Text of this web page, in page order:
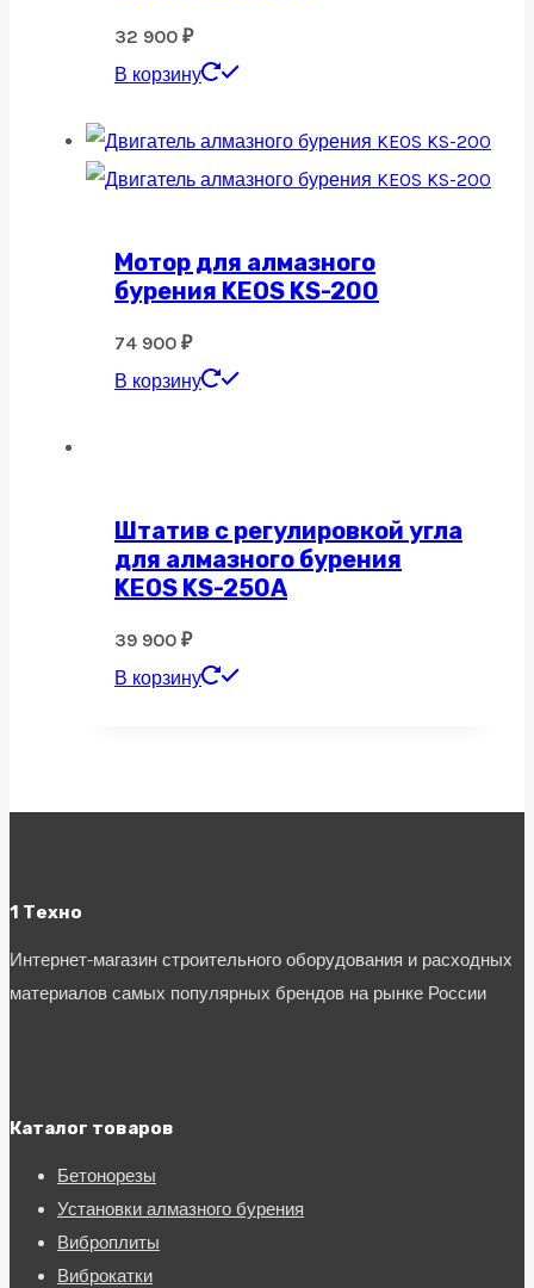
32 900 ₽
В корзину
Мотор для алмазного
бурения KEOS KS-200
74 900 ₽
В корзину
Штатив с регулировкой угла
для алмазного бурения
KEOS KS-250A
39 900 ₽
В корзину
1 Техно
Интернет-магазин строительного оборудования и расходных
материалов самых популярных брендов на рынке России
Каталог товаров
Бетонорезы
Установки алмазного бурения
Виброплиты
Виброкатки